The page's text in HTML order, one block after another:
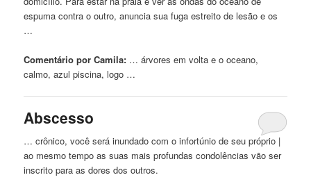
espuma contra o outro, anuncia sua fuga estreito de lesãoe os
…
Comentário por Camila: … árvores em voltae o oceano,
calmo, azul piscina, logo …
Abscesso
… crônico, você será inundado com o infortúnio de seu próprio |
ao mesmo tempo as suas maisprofundas condolências vão ser
inscrito para as dores dos outros.